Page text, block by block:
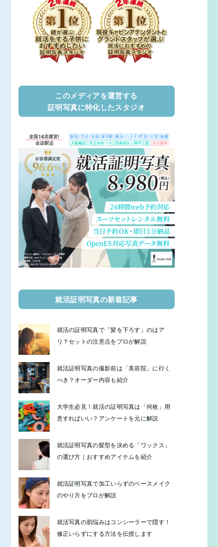
このメディアを運営する
証明写真に特化したスタジオ
就活証明写真の新着記事
就活の証明写真で「髪を下ろす」のはア
リ？セットの注意点をプロが解説
就活証明写真の撮影前は「美容院」に行く
べき？オーダー内容も紹介
大学生必見！就活の証明写真は「何枚」用
意すればいい？アンケートを元に解説
就活証明写真の髪型を決める「ワックス」
の選び方｜おすすめアイテムを紹介
就活証明写真で加工いらずのベースメイク
のやり方をプロが解説
就活写真の肌悩みはコンシーラーで隠す！
修正いらずにする方法を伝授します